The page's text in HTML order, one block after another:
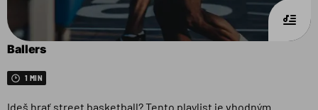
Ballers
1 MIN
Ideš hrať street basketball? Tento playlist je vhodným